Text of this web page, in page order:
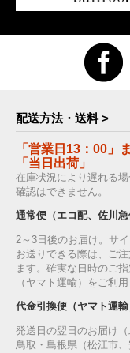
配送方法・送料 >
「営業日13：00」
「当日出荷」
在庫状況により遅れる
確認はできません。
通常便（エコ配、佐川急
2～3日後のお届け。サ
お送りできる際は、ご
ます。確実な日時のご
（ヤマト運輸）をご利用
代金引換便（ヤマト運輸
発送日の翌日のお届け
鳥取・島根県（松江市